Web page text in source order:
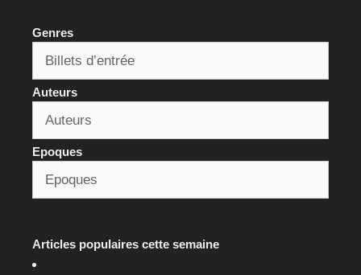
Genres
Auteurs
Epoques
Articles populaires cette semaine